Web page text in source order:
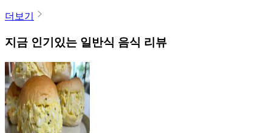
더보기
지금 인기있는 일반식 음식 리뷰